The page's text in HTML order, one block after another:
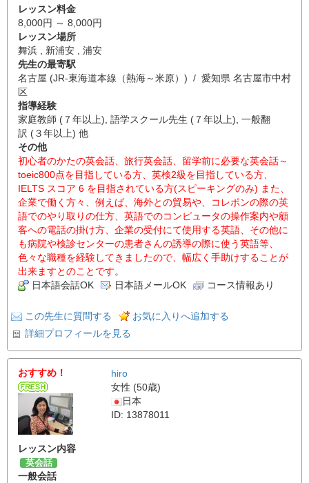
レッスン料金
8,000円 ～ 8,000円
レッスン場所
舞浜 , 新浦安 , 浦安
先生の最寄駅
名古屋 (JR-東海道本線（熱海～米原）) / 愛知県 名古屋市中村
区
指導経験
家庭教師 (７年以上), 語学スクール先生 (７年以上), 一般翻
訳 (３年以上) 他
その他
初心者のかたの英会話、旅行英会話、留学前に必要な英会話～
toeic800点を目指している方、英検2級を目指している方、
IELTS スコア 6 を目指されている方(スピーキングのみ) また、
企業で働く方々、例えば、海外との貿易や、コレポンの際の英
語でのやり取りの仕方、英語でのコンピュータの操作案内や顧
客への電話の掛け方、企業の受付にて使用する英語、その他に
も病院や検診センターの患者さんの誘導の際に使う英語等、
色々な職種を経験してきましたので、幅広く手助けすることが
出来ますとのことです。
日本語会話OK
日本語メールOK コース情報あり
この先生に質問する
お気に入りへ追加する
詳細プロフィールを見る
おすすめ！
hiro
女性 (50歳)
日本
ID: 13878011
レッスン内容
英会話
一般会話